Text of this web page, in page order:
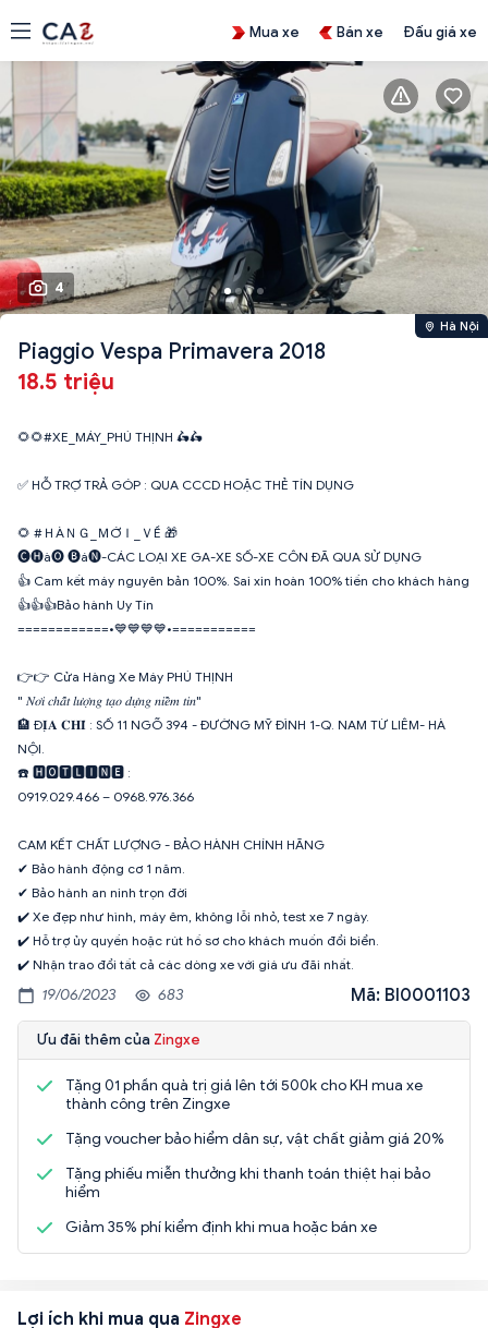
Mua xe Bán xe Đấu giá xe
4
Hà Nội
Piaggio Vespa Primavera 2018
18.5 triệu
🌻🌻#XE_MÁY_PHÚ THỊNH 🛵🛵
✅ HỖ TRỢ TRẢ GÓP : QUA CCCD HOẶC THẺ TÍN DỤNG
🌻 #ＨÀＮＧ_ＭỚＩ_ＶỀ 🎁
🅒🅗à🅞 🅑á🅝-CÁC LOẠI XE GA-XE SỐ-XE CÔN ĐÃ QUA SỬ DỤNG
👍 Cam kết máy nguyên bản 100%. Sai xin hoàn 100% tiền cho khách hàng
👍👍👍Bảo hành Uy Tín
============•💙💙💙💙•===========
👉👉 Cửa Hàng Xe Máy PHÚ THỊNH
" 𝑁𝑜̛𝑖 𝑐ℎ𝑎̂́𝑡 𝑙𝑢̛𝑜̛̣𝑛𝑔 𝑡𝑎̣𝑜 𝑑𝑢̛̣𝑛𝑔 𝑛𝑖𝑒̂̀𝑚 𝑡𝑖𝑛"
🏨 Đ𝐈̣𝐀 𝐂𝐇𝐈̉ : SỐ 11 NGÕ 394 - ĐƯỜNG MỸ ĐÌNH 1-Q. NAM TỪ LIÊM- HÀ
NỘI.
☎️ 🅷🅾🆃🅻🅸🅽🅴 :
0919.029.466 – 0968.976.366
CAM KẾT CHẤT LƯỢNG - BẢO HÀNH CHÍNH HÃNG
✔ Bảo hành động cơ 1 năm.
✔ Bảo hành an ninh trọn đời
✔️ Xe đẹp như hình, máy êm, không lỗi nhỏ, test xe 7 ngày.
✔️ Hỗ trợ ủy quyền hoặc rút hồ sơ cho khách muốn đổi biển.
✔️ Nhận trao đổi tất cả các dòng xe với giá ưu đãi nhất.
19/06/2023 683 Mã: BI0001103
Ưu đãi thêm của Zingxe
Tặng 01 phần quà trị giá lên tới 500k cho KH mua xe
thành công trên Zingxe
Tặng voucher bảo hiểm dân sự, vật chất giảm giá 20%
Tặng phiếu miễn thưởng khi thanh toán thiệt hại bảo
hiểm
Giảm 35% phí kiểm định khi mua hoặc bán xe
Lợi ích khi mua qua Zingxe